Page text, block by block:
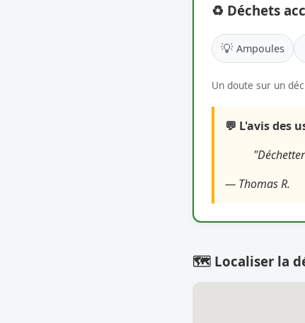
♻️ Déchets
💡 Ampoules
Un doute sur un
💬 L'avis des
— Thomas R.
🗺️ Localiser la